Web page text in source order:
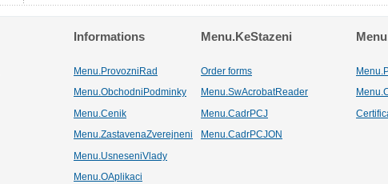
Informations Menu.KeStazeni
Menu.ProvozniRad Order forms
Menu.ObchodniPodminky
Menu.SwAcrobatReader
Menu.Cenik Menu.CadrPCJ
Menu.ZastavenaZverejneni
Menu.CadrPCJON
Menu.UsneseniVlady
Menu.OAplikaci